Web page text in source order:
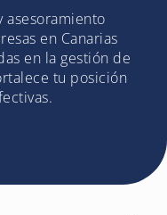
asesoramiento
en Canarias
en la gestión de
tu posición